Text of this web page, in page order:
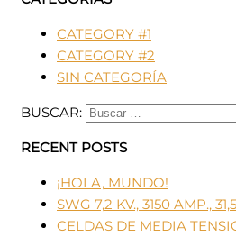
CATEGORY #1
CATEGORY #2
SIN CATEGORÍA
BUSCAR:
RECENT POSTS
¡HOLA, MUNDO!
SWG 7,2 KV., 3150 AMP.,
CELDAS DE MEDIA